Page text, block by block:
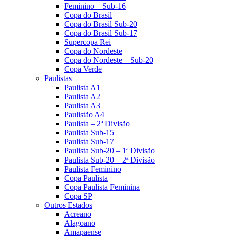
Feminino – Sub-16
Copa do Brasil
Copa do Brasil Sub-20
Copa do Brasil Sub-17
Supercopa Rei
Copa do Nordeste
Copa do Nordeste – Sub-20
Copa Verde
Paulistas
Paulista A1
Paulista A2
Paulista A3
Paulistão A4
Paulista – 2ª Divisão
Paulista Sub-15
Paulista Sub-17
Paulista Sub-20 – 1ª Divisão
Paulista Sub-20 – 2ª Divisão
Paulista Feminino
Copa Paulista
Copa Paulista Feminina
Copa SP
Outros Estados
Acreano
Alagoano
Amapaense